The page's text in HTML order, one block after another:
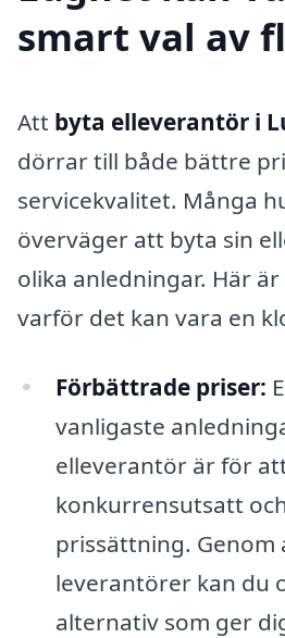
smart val av
Att byta elleverantör i
dörrar till både bättre
servicekvalitet. Många
överväger att byta sin
olika anledningar. Här
varför det kan vara en
Förbättrade priser:
vanligaste
elleverantör är för
konkurrensutsatt
prissättning. Genom
leverantörer kan du
alternativ som ger